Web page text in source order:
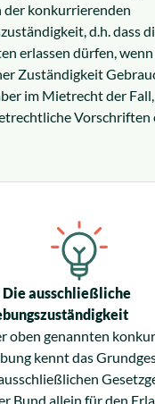
der konkurrierenden
d.h. dass
erlassen dürfen,
Zuständigkeit
im Mietrecht der
Vorschriften
Die ausschließliche
oben genannten
kennt das
Bund allein für den